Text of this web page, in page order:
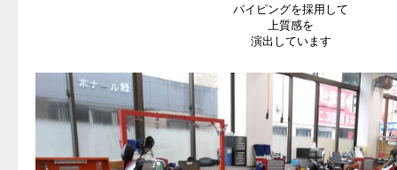
パイピングを採用して
上質感を
演出しています